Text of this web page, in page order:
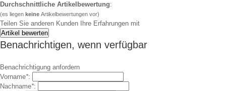
Durchschnittliche Artikelbewertung:
(es liegen keine Artikelbewertungen vor)
Teilen Sie anderen Kunden Ihre Erfahrungen mit
Benachrichtigen, wenn verfügbar
Benachrichtigung anfordern
Vorname*:
Nachname*: